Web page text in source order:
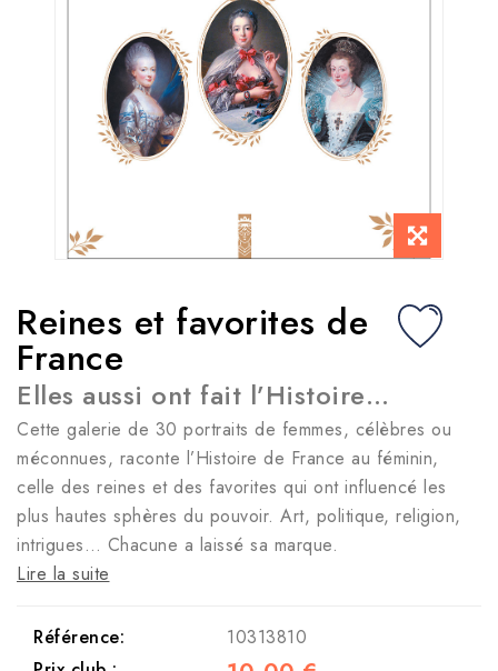
Reines et favorites de
France
Elles aussi ont fait l’Histoire…
Cette galerie de 30 portraits de femmes, célèbres ou
méconnues, raconte l’Histoire de France au féminin,
celle des reines et des favorites qui ont influencé les
plus hautes sphères du pouvoir. Art, politique, religion,
intrigues… Chacune a laissé sa marque.
Lire la suite
Référence:
10313810